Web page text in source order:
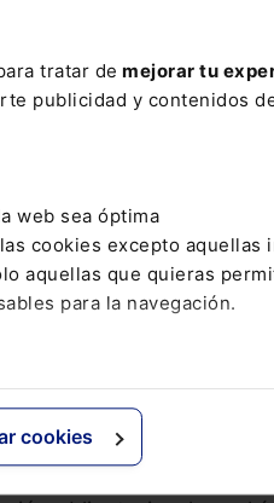
tratar de mejorar tu
publicidad y contenidos
web sea óptima
cookies excepto aquellas
aquellas que quieras
para la navegación.
cookies
establecido por la Ley
los patinetes eléctricos
estima que,
se refiere la normativa
la cuantificación
tal normativa específica
sistema indemnizatorio
de modo genérico